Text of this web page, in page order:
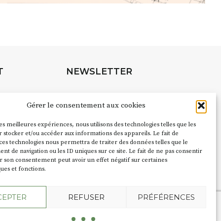
Gérer le consentement aux cookies
meilleures expériences, nous utilisons des technologies telles que les
stocker et/ou accéder aux informations des appareils. Le fait de
technologies nous permettra de traiter des données telles que le
de navigation ou les ID uniques sur ce site. Le fait de ne pas consentir
son consentement peut avoir un effet négatif sur certaines
et fonctions.
REFUSER PRÉFÉRENCES
les rues, les caves, les granges
à d’autres activités culturelles de la
Cochon Charbons’inscrit comme
festival d’Auzon 2026 (2 /22 août).
le nom :Fumoir?
terme employé dans les actes de
lieu. Jusqu’à la fin du XXe siècle,
et précédemment ç’avait été un
pour
NEWSLETTER
NOUS CONTACTER
Oktopod